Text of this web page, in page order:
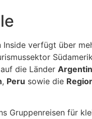
Inside verfügt über
die Länder
, Peru sowie die
Gruppenreisen für